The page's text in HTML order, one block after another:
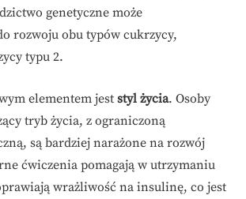
genetyczne może
rozwoju obu typów cukrzycy,
typu 2.
elementem jest styl życia. Osoby
tryb życia, z ograniczoną
są bardziej narażone na rozwój
ćwiczenia pomagają w utrzymaniu
wrażliwość na insulinę, co jest